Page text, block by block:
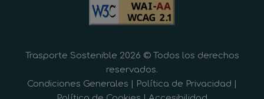
Trasporte Sostenible 2026 © Todos los derechos
reservados.
Condiciones Generales
Política de Privacidad